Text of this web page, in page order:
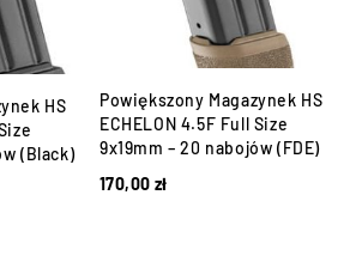
HS
(Black)
Powiększony Magazynek HS
ECHELON 4.5F Full Size
9x19mm – 20 nabojów (FDE)
170,00 zł